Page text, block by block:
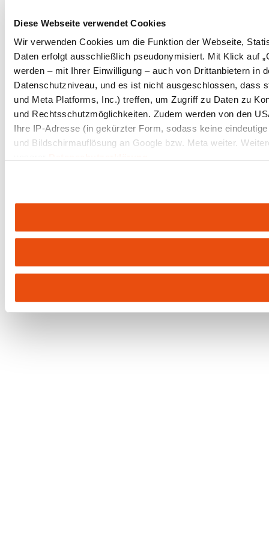
Diese Webseite verwendet Cookies
Wir verwenden Cookies um die Funktion der Webseite,
Daten erfolgt ausschließlich pseudonymisiert. Mit Klick auf
werden – mit Ihrer Einwilligung – auch von Drittanbietern in
Datenschutzniveau, und es ist nicht ausgeschlossen, dass
und Meta Platforms, Inc.) treffen, um Zugriff zu Daten zu
und Rechtsschutzmöglichkeiten. Zudem werden von den
Ihre IP-Adresse (in gekürzter Form, sodass keine
und Bildschirmauflösung an Google bzw. Meta weiter.